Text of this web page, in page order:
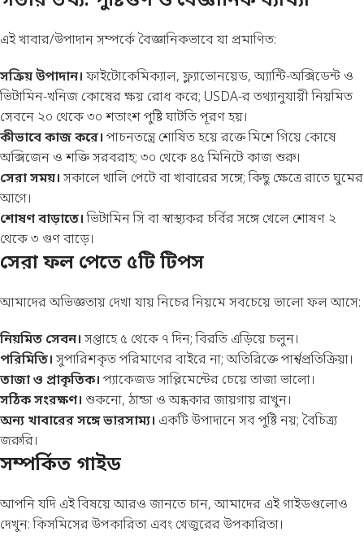
এই খাবার/উপাদান সম্পর্কে বৈজ্ঞানিকভাবে যা প্রমাণিত:
সক্রিয় উপাদান।ফাইটোকেমিক্যাল, ফ্ল্যাভোনয়েড, অ্যান্টি-অক্সিডেন্ট ও
ভিটামিন-খনিজ কোষের ক্ষয় রোধ করে; USDA-র তথ্যানুযায়ী নিয়মিত
সেবনে ২০ থেকে ৩০ শতাংশ পুষ্টি ঘাটতি পূরণ হয়।
কীভাবে কাজ করে। পাচনতন্ত্রে শোষিত হয়ে রক্তে মিশে গিয়ে কোষে
অক্সিজেন ও শক্তি সরবরাহ; ৩০ থেকে ৪৫ মিনিটে কাজ শুরু।
সেরা সময়। সকালে খালি পেটে বা খাবারের সঙ্গে; কিছু ক্ষেত্রে রাতে ঘুমের
আগে।
শোষণ বাড়াতে।ভিটামিন সি বা স্বাস্থ্যকর চর্বির সঙ্গে খেলে শোষণ ২
থেকে ৩ গুণ বাড়ে।
সেরা ফল পেতে ৫টি টিপস
আমাদের অভিজ্ঞতায় দেখা যায় নিচের নিয়মে সবচেয়ে ভালো ফল আসে:
নিয়মিত সেবন। সপ্তাহে ৫ থেকে ৭ দিন; বিরতি এড়িয়ে চলুন।
পরিমিতি। সুপারিশকৃত পরিমাণের বাইরে না; অতিরিক্তে পার্শ্বপ্রতিক্রিয়া।
তাজা ও প্রাকৃতিক। প্যাকেজড সাপ্লিমেন্টের চেয়ে তাজা ভালো।
সঠিক সংরক্ষণ। শুকনো, ঠান্ডা ও অন্ধকার জায়গায় রাখুন।
অন্য খাবারের সঙ্গে ভারসাম্য। একটি উপাদানে সব পুষ্টি নয়; বৈচিত্র্য
জরুরি।
সম্পর্কিত গাইড
আপনি যদি এই বিষয়ে আরও জানতে চান, আমাদের এই গাইডগুলোও
দেখুন:কিসমিসের উপকারিতা এবং খেজুরের উপকারিতা।